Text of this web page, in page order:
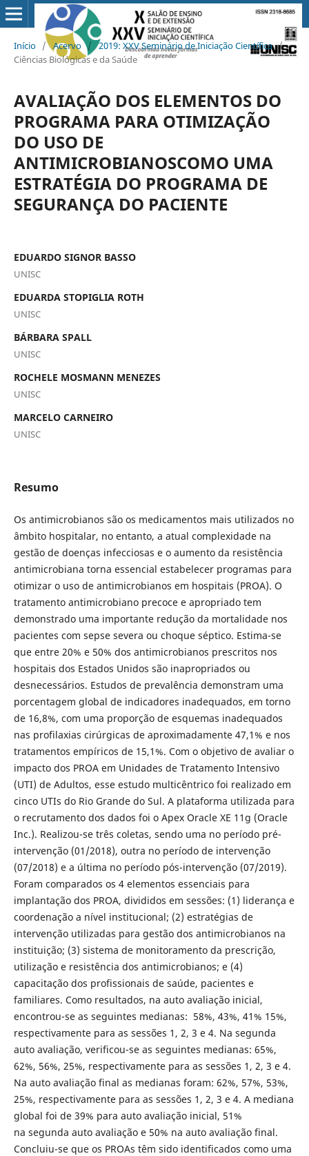
Início / Acervo / 2019: XXV Seminário de Iniciação Científica /
Ciências Biológicas e da Saúde
AVALIAÇÃO DOS ELEMENTOS DO
PROGRAMA PARA OTIMIZAÇÃO
DO USO DE
ANTIMICROBIANOSCOMO UMA
ESTRATÉGIA DO PROGRAMA DE
SEGURANÇA DO PACIENTE
EDUARDO SIGNOR BASSO
UNISC
EDUARDA STOPIGLIA ROTH
UNISC
BÁRBARA SPALL
UNISC
ROCHELE MOSMANN MENEZES
UNISC
MARCELO CARNEIRO
UNISC
Resumo
Os antimicrobianos são os medicamentos mais utilizados no
âmbito hospitalar, no entanto, a atual complexidade na
gestão de doenças infecciosas e o aumento da resistência
antimicrobiana torna essencial estabelecer programas para
otimizar o uso de antimicrobianos em hospitais (PROA). O
tratamento antimicrobiano precoce e apropriado tem
demonstrado uma importante redução da mortalidade nos
pacientes com sepse severa ou choque séptico. Estima-se
que entre 20% e 50% dos antimicrobianos prescritos nos
hospitais dos Estados Unidos são inapropriados ou
desnecessários. Estudos de prevalência demonstram uma
porcentagem global de indicadores inadequados, em torno
de 16,8%, com uma proporção de esquemas inadequados
nas profilaxias cirúrgicas de aproximadamente 47,1% e nos
tratamentos empíricos de 15,1%. Com o objetivo de avaliar o
impacto dos PROA em Unidades de Tratamento Intensivo
(UTI) de Adultos, esse estudo multicêntrico foi realizado em
cinco UTIs do Rio Grande do Sul. A plataforma utilizada para
o recrutamento dos dados foi o Apex Oracle XE 11g (Oracle
Inc.). Realizou-se três coletas, sendo uma no período pré-
intervenção (01/2018), outra no período de intervenção
(07/2018) e a última no período pós-intervenção (07/2019).
Foram comparados os 4 elementos essenciais para
implantação dos PROA, divididos em sessões: (1) liderança e
coordenação a nível institucional; (2) estratégias de
intervenção utilizadas para gestão dos antimicrobianos na
instituição; (3) sistema de monitoramento da prescrição,
utilização e resistência dos antimicrobianos; e (4)
capacitação dos profissionais de saúde, pacientes e
familiares. Como resultados, na auto avaliação inicial,
encontrou-se as seguintes medianas: 58%, 43%, 41% 15%,
respectivamente para as sessões 1, 2, 3 e 4. Na segunda
auto avaliação, verificou-se as seguintes medianas: 65%,
62%, 56%, 25%, respectivamente para as sessões 1, 2, 3 e 4.
Na auto avaliação final as medianas foram: 62%, 57%, 53%,
25%, respectivamente para as sessões 1, 2, 3 e 4. A mediana
global foi de 39% para auto avaliação inicial, 51%
na segunda auto avaliação e 50% na auto avaliação final.
Concluiu-se que os PROAs têm sido identificados como uma